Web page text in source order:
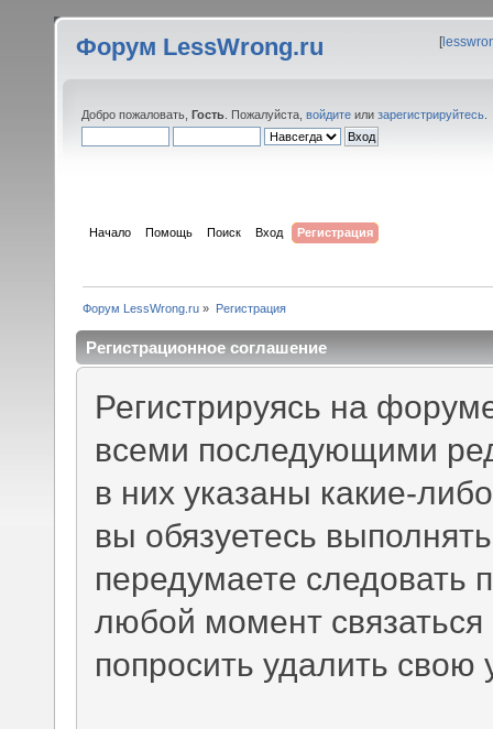
Форум LessWrong.ru [
Добро пожаловать, Гость . Пожалуйста, войдите или зарегистрируйтесь
Начало Помощь Поиск Вход Регистрация
Форум LessWrong.ru » Регистрация
Регистрационное соглашение
Регистрируясь на
всеми последующими
в них указаны какие-
вы обязуетесь
передумаете
любой момент
попросить удалить